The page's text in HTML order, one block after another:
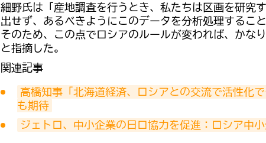
細野氏は「産地調査を行うとき、私たちは区画を研究
出せず、あるべきようにこのデータを分析処理するこ
そのため、この点でロシアのルールが変われば、かな
と指摘した。
関連記事
高橋知事「北海道経済、ロシアとの交流で活性化
も期待
ジェトロ、中小企業の日ロ協力を促進：ロシア中